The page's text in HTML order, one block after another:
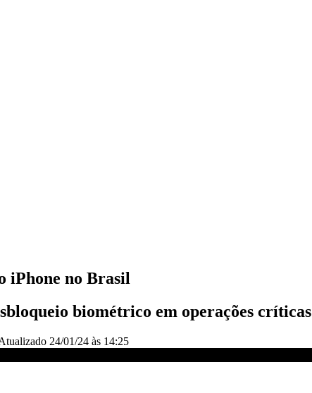
iPhone no Brasil
biométrico em operações críticas
24/01/24 às 14:25